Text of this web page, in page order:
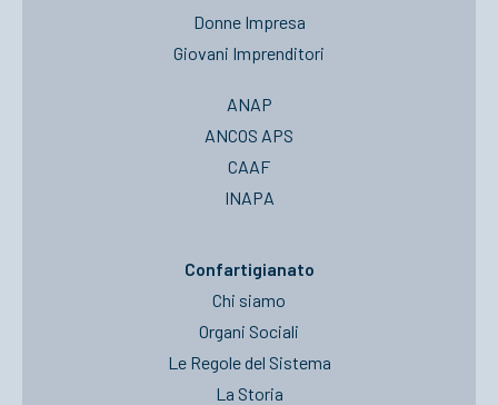
Donne Impresa
Giovani Imprenditori
ANAP
ANCOS APS
CAAF
INAPA
Confartigianato
Chi siamo
Organi Sociali
Le Regole del Sistema
La Storia